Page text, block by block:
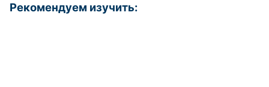
Рекомендуем изучить: